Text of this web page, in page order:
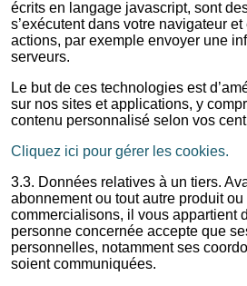
écrits en langage javascript, sont
s’exécutent dans votre navigateur
actions, par exemple envoyer une
serveurs.
Le but de ces technologies est
sur nos sites et applications, y
contenu personnalisé selon vos
Cliquez ici pour gérer les cookies.
3.3. Données relatives à un tiers.
abonnement ou tout autre produit
commercialisons, il vous appartient
personne concernée accepte que
personnelles, notamment ses
soient communiquées.